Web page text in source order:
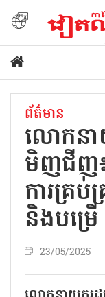
ព័ត៌មាន
លោកនា
មិញជីញ៖
ការគ្រប់
និងបម្រើ
23/05/2025